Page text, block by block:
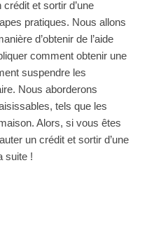
et sortir d’une
pratiques. Nous allons
d’obtenir de l’aide
comment obtenir une
suspendre les
Nous aborderons
tels que les
Alors, si vous êtes
un crédit et sortir d’une
suite !